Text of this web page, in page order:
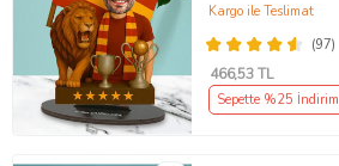
(97)
Kargo ile Teslimat
466,53 TL
Sepette %25 İndirim